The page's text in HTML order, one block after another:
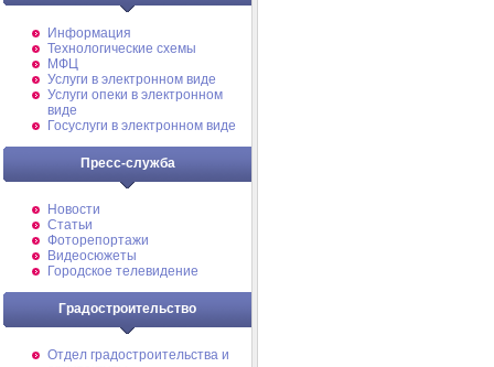
Информация
Технологические схемы
МФЦ
Услуги в электронном виде
Услуги опеки в электронном
виде
Госуслуги в электронном виде
Пресс-служба
Новости
Статьи
Фоторепортажи
Видеосюжеты
Городское телевидение
Градостроительство
Отдел градостроительства и